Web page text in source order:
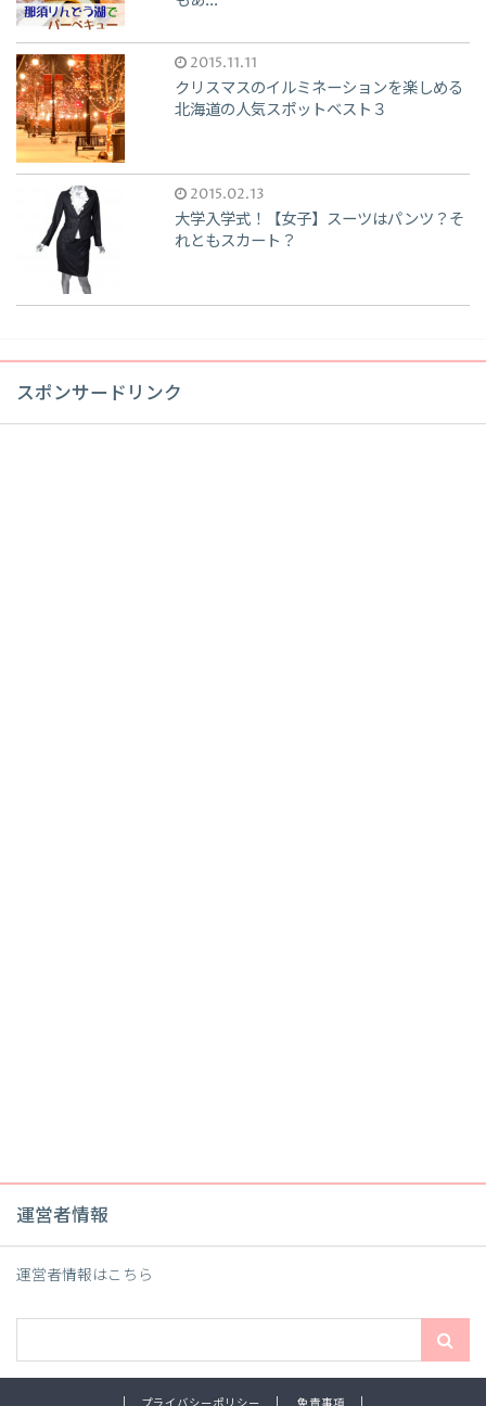
2015.11.11
クリスマスのイルミネーションを楽しめる
北海道の人気スポットベスト３
2015.02.13
大学入学式！【女子】スーツはパンツ？そ
れともスカート？
スポンサードリンク
運営者情報
運営者情報はこちら